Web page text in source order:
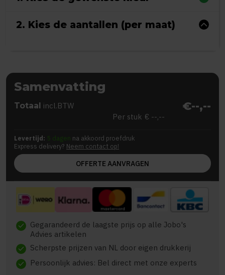
2. Kies de aantallen (per maat)
Samenvatting
Totaal incl.BTW €--,--
Per stuk € --,--
Levertijd: 5 dagen na akkoord proefdruk
Express delivery? Neem contact op!
OFFERTE AANVRAGEN
check Gegarandeerd de laagste prijs op alle Jobo's
Advies artikelen
check Scherpste prijzen van NL door eigen drukkerij
check Persoonlijk advies: Bel direct met onze experts